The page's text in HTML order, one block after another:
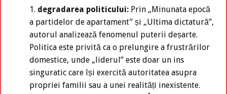
degradarea politicului: Prin „Minunata epocă
a partidelor de apartament” și „Ultima dictatură”,
autorul analizează fenomenul puterii deșarte.
Politica este privită ca o prelungire a frustrărilor
domestice, unde „liderul” este doar un ins
singuratic care își exercită autoritatea asupra
propriei familii sau a unei realități inexistente.